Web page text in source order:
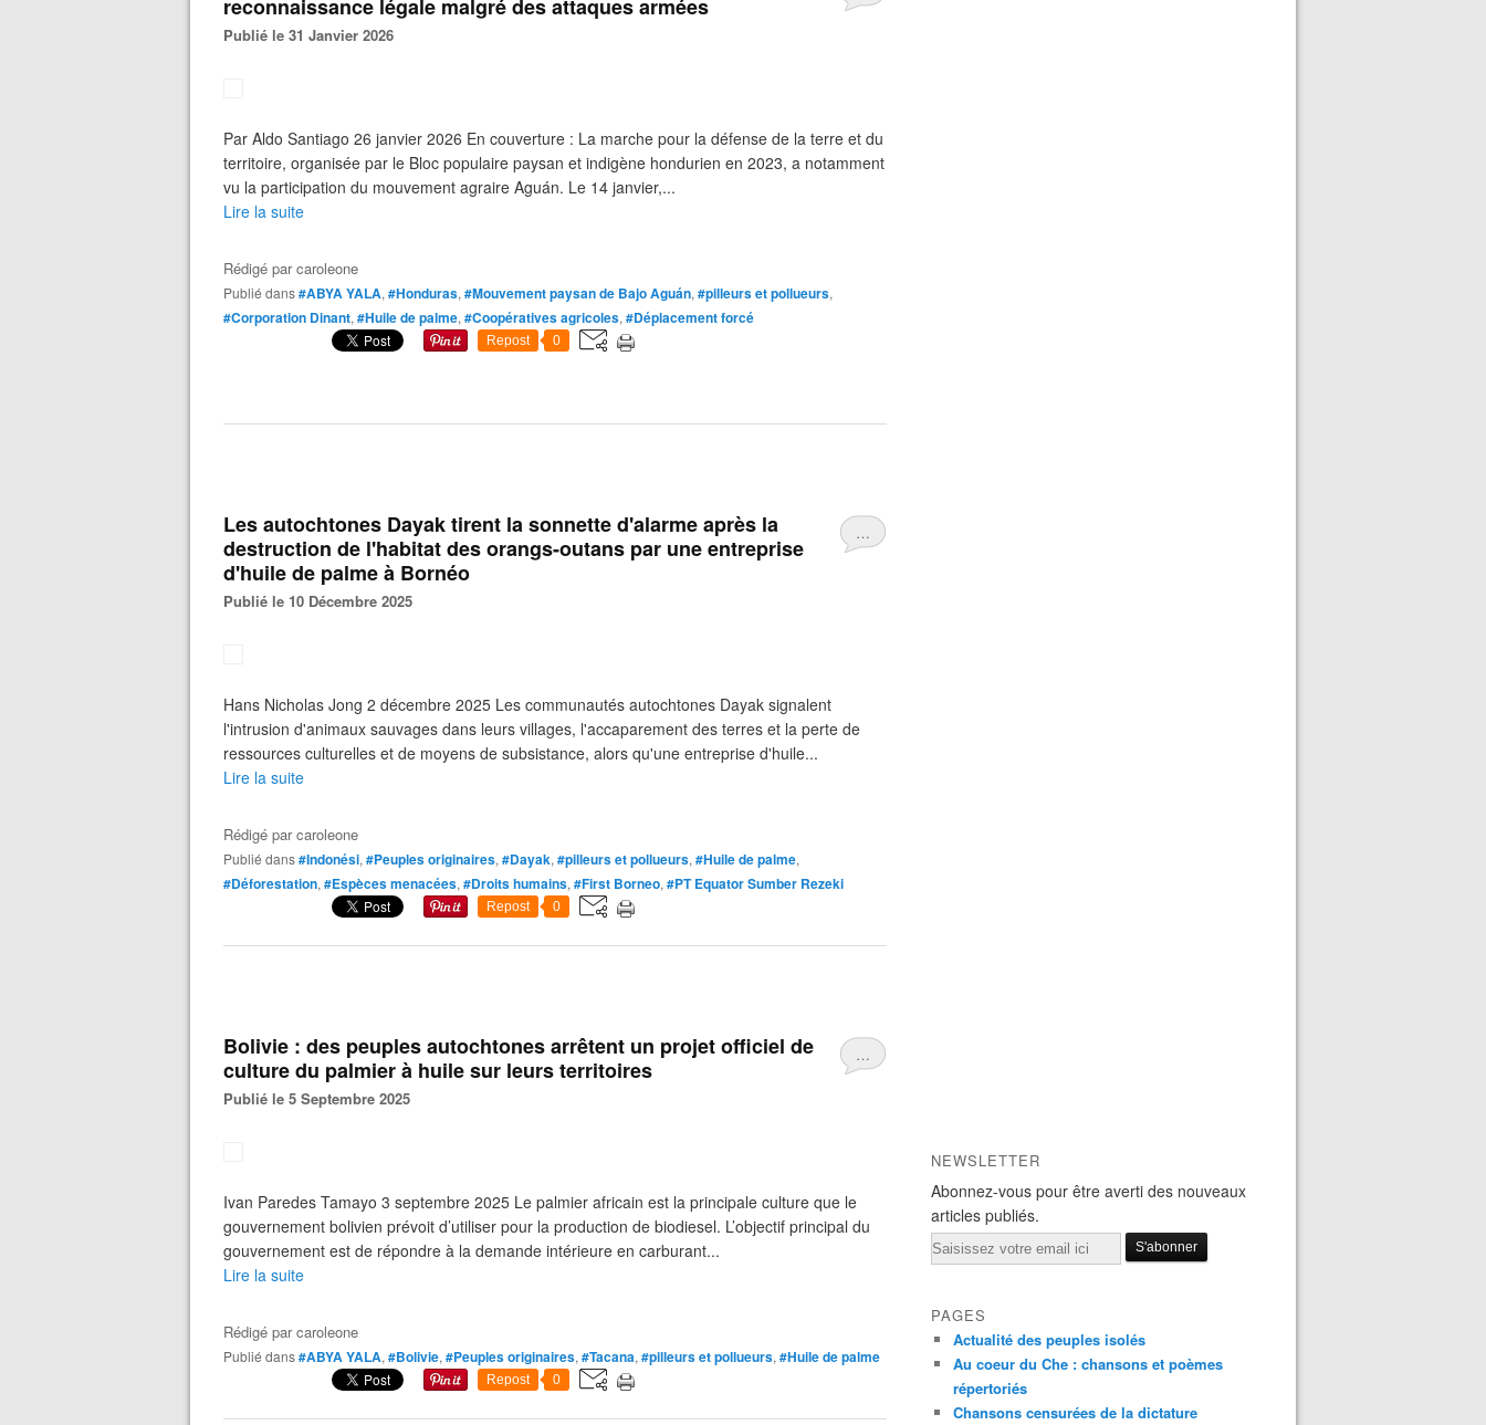
reconnaissance légale malgré des attaques armées
Publié le 31 Janvier 2026
Par Aldo Santiago 26 janvier 2026 En couverture : La marche pour la défense de la terre et du
territoire, organisée par le Bloc populaire paysan et indigène hondurien en 2023, a notamment
vu la participation du mouvement agraire Aguán. Le 14 janvier,...
Lire la suite
Rédigé parcaroleone
Publié dans#ABYA YALA, #Honduras, #Mouvement paysan de Bajo Aguán, #pilleurs et pollueurs,
#Corporation Dinant, #Huile de palme, #Coopératives agricoles, #Déplacement forcé
Repost 0
…
Les autochtones Dayak tirent la sonnette d'alarme après la
destruction de l'habitat des orangs-outans par une entreprise
d'huile de palme à Bornéo
Publié le 10 Décembre 2025
Hans Nicholas Jong 2 décembre 2025 Les communautés autochtones Dayak signalent
l'intrusion d'animaux sauvages dans leurs villages, l'accaparement des terres et la perte de
ressources culturelles et de moyens de subsistance, alors qu'une entreprise d'huile...
Lire la suite
Rédigé parcaroleone
Publié dans#Indonési, #Peuples originaires, #Dayak, #pilleurs et pollueurs, #Huile de palme,
#Déforestation, #Espèces menacées, #Droits humains, #First Borneo, #PT Equator Sumber Rezeki
Repost 0
…
Bolivie : des peuples autochtones arrêtent un projet officiel de
culture du palmier à huile sur leurs territoires
Publié le 5 Septembre 2025
Ivan Paredes Tamayo 3 septembre 2025 Le palmier africain est la principale culture que le
gouvernement bolivien prévoit d’utiliser pour la production de biodiesel. L’objectif principal du
gouvernement est de répondre à la demande intérieure en carburant...
Lire la suite
Rédigé parcaroleone
Publié dans#ABYA YALA, #Bolivie, #Peuples originaires, #Tacana, #pilleurs et pollueurs, #Huile de palme
Repost 0
NEWSLETTER
Abonnez-vous pour être averti des nouveaux
articles publiés.
Email
PAGES
Actualité des peuples isolés
Au coeur du Che : chansons et poèmes
répertoriés
Chansons censurées de la dictature